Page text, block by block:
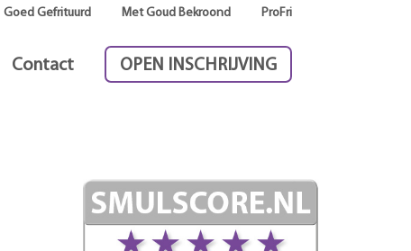
Goed Gefrituurd Met Goud Bekroond ProFri
Contact OPEN INSCHRIJVING